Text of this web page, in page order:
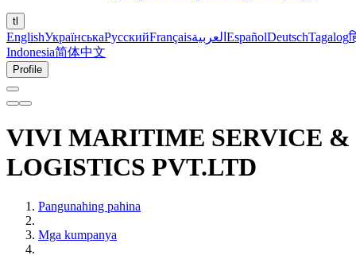
tl
EnglishУкраїнськаРусскийFrançaisالعربية EspañolDeutschTagalog
Indonesia简体中文
Profile
VIVI MARITIME SERVICE &
LOGISTICS PVT.LTD
Pangunahing pahina
Mga kumpanya